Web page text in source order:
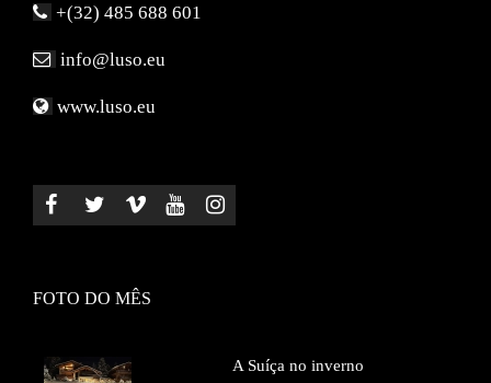
+(32) 485 688 601
info@luso.eu
www.luso.eu
FOTO DO MÊS
ASuíça no inverno